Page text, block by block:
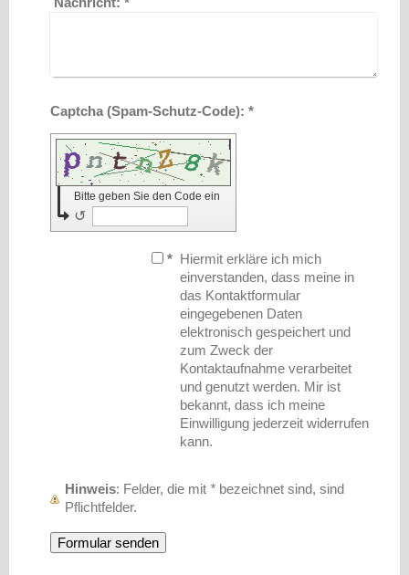
Captcha (Spam-Schutz-Code): *
Bitte geben Sie den Code ein
↺
* Hiermit erkläre ich mich
einverstanden, dass meine in
das Kontaktformular
eingegebenen Daten
elektronisch gespeichert und
zum Zweck der
Kontaktaufnahme verarbeitet
und genutzt werden. Mir ist
bekannt, dass ich meine
Einwilligung jederzeit widerrufen
kann.
Hinweis : Felder, die mit * bezeichnet sind, sind
Pflichtfelder.